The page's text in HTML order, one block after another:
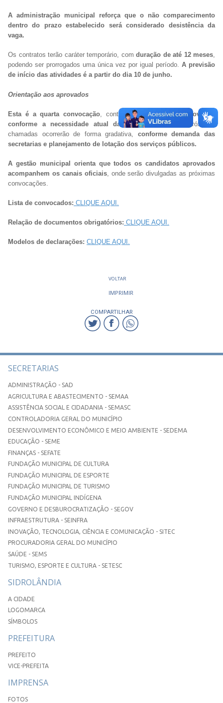
A administração municipal reforça que o não comparecimento
dentro do prazo estabelecido será considerado desistência da
vaga.
Os contratos terão caráter temporário, com duração de até 12 meses,
podendo ser prorrogados uma única vez por igual período. A previsão
de início das atividades é a partir do dia 10 de junho.
Orientação aos aprovados
Esta é a quarta convocação , contemplando parte dosaprovados
conforme a necessidade atual da administração.
As próximas
chamadas ocorrerão de forma gradativa,
conforme demanda das
secretarias e planejamento de lotação dos serviços públicos.
A gestão municipal orienta que todos os candidatos aprovados
acompanhem os canais oficiais, onde serão divulgadas as próximas
convocações.
Lista de convocados: CLIQUE AQUI.
Relação de documentos obrigatórios: CLIQUE AQUI.
Modelos de declarações: CLIQUE AQUI.
VOLTAR
IMPRIMIR
COMPARTILHAR
SECRETARIAS
ADMINISTRAÇÃO - SAD
AGRICULTURA E ABASTECIMENTO - SEMAA
ASSISTÊNCIA SOCIAL E CIDADANIA - SEMASC
CONTROLADORIA GERAL DO MUNICÍPIO
DESENVOLVIMENTO ECONÔMICO E MEIO AMBIENTE - SEDEMA
EDUCAÇÃO - SEME
FINANÇAS - SEFATE
FUNDAÇÃO MUNICIPAL DE CULTURA
FUNDAÇÃO MUNICIPAL DE ESPORTE
FUNDAÇÃO MUNICIPAL DE TURISMO
FUNDAÇÃO MUNICIPAL INDÍGENA
GOVERNO E DESBUROCRATIZAÇÃO - SEGOV
INFRAESTRUTURA - SEINFRA
INOVAÇÃO, TECNOLOGIA, CIÊNCIA E COMUNICAÇÃO - SITEC
PROCURADORIA GERAL DO MUNICÍPIO
SAÚDE - SEMS
TURISMO, ESPORTE E CULTURA - SETESC
SIDROLÂNDIA
A CIDADE
LOGOMARCA
SÍMBOLOS
PREFEITURA
PREFEITO
VICE-PREFEITA
IMPRENSA
FOTOS